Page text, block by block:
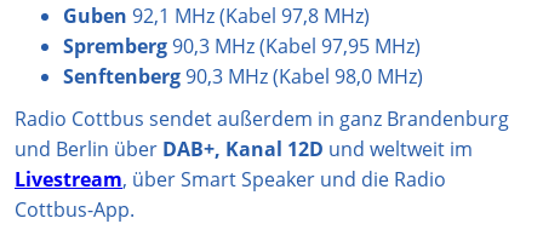
Guben 92,1 MHz (Kabel 97,8 MHz)
Spremberg90,3 MHz (Kabel 97,95 MHz)
Senftenberg90,3 MHz (Kabel 98,0 MHz)
Radio Cottbus sendet außerdem in ganz Brandenburg
und Berlin über DAB+, Kanal 12D und weltweit im
Livestream, über Smart Speaker und die Radio
Cottbus-App.